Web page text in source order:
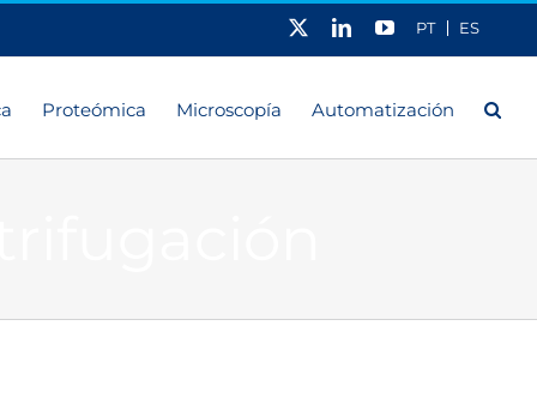
PT ES
LinkedInYouTube
Proteómica Microscopía Automatización